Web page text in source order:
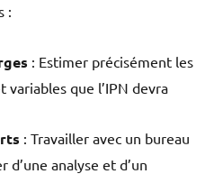
:
: Estimer précisément les
variables que l’IPN devra
: Travailler avec un bureau
d’une analyse et d’un